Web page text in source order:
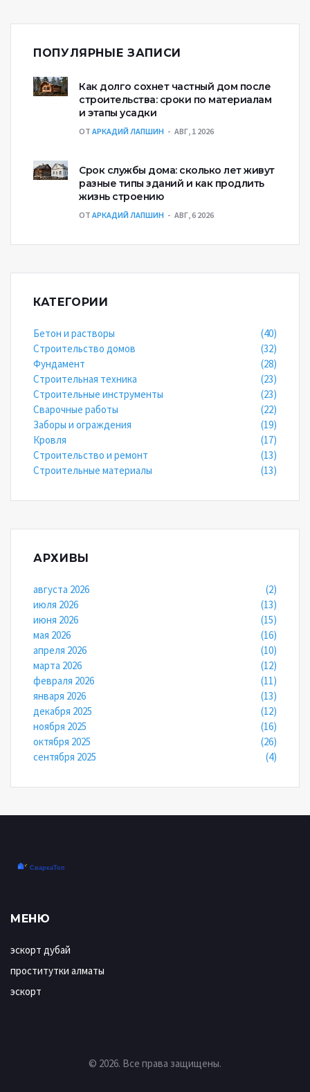
ПОПУЛЯРНЫЕ ЗАПИСИ
Как долго сохнет частный дом после
строительства: сроки по материалам
и этапы усадки
ОТ АРКАДИЙ ЛАПШИН АВГ, 1 2026
Срок службы дома: сколько лет живут
разные типы зданий и как продлить
жизнь строению
ОТ АРКАДИЙ ЛАПШИН АВГ, 6 2026
КАТЕГОРИИ
Бетон и растворы
(40)
Строительство домов
(32)
Фундамент
(28)
Строительная техника
(23)
Строительные инструменты
(23)
Сварочные работы
(22)
Заборы и ограждения
(19)
Кровля
(17)
Строительство и ремонт
(13)
Строительные материалы
(13)
АРХИВЫ
августа 2026
(2)
июля 2026
(13)
июня 2026
(15)
мая 2026
(16)
апреля 2026
(10)
марта 2026
(12)
февраля 2026
(11)
января 2026
(13)
декабря 2025
(12)
ноября 2025
(16)
октября 2025
(26)
сентября 2025
(4)
МЕНЮ
эскорт дубай
проститутки алматы
эскорт
© 2026. Все права защищены.